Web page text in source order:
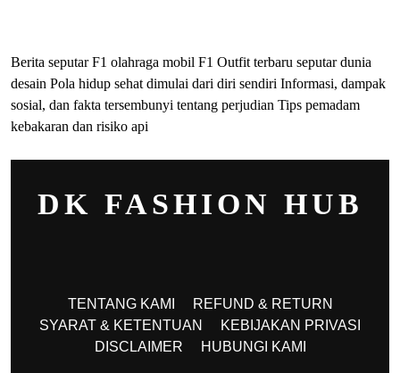
Berita seputar F1 olahraga mobil F1 Outfit terbaru seputar dunia
desain Pola hidup sehat dimulai dari diri sendiri Informasi, dampak
sosial, dan fakta tersembunyi tentang perjudian Tips pemadam
kebakaran dan risiko api
DK FASHION HUB
TENTANG KAMI
REFUND & RETURN
SYARAT & KETENTUAN
KEBIJAKAN PRIVASI
DISCLAIMER
HUBUNGI KAMI